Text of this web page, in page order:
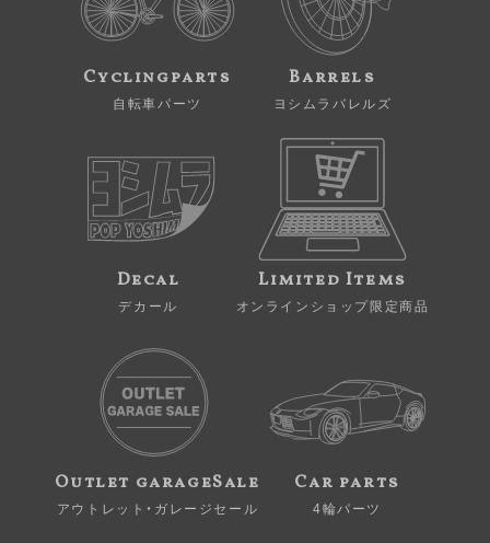
Cyclingparts
自転車パーツ
Barrels
ヨシムラバレルズ
Decal
デカール
Limited Items
オンラインショップ限定商品
Outlet garageSale
アウトレット・ガレージセール
Car parts
4輪パーツ